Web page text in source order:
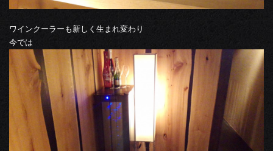
ワインクーラーも新しく生まれ変わり
今では